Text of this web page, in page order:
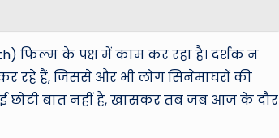
फिल्म के पक्ष में काम कर रहा है। दर्शक न
रहे हैं, जिससे और भी लोग सिनेमाघरों की
छोटी बात नहीं है, खासकर तब जब आज के दौर